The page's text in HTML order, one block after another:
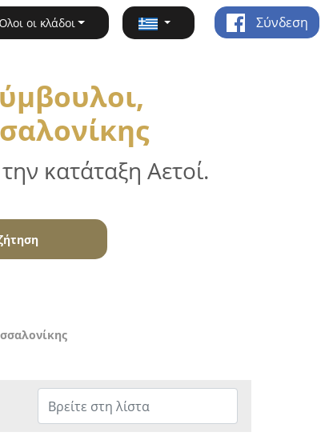
οι κλάδοι Σύνδεση
κατάταξη Αετοί.